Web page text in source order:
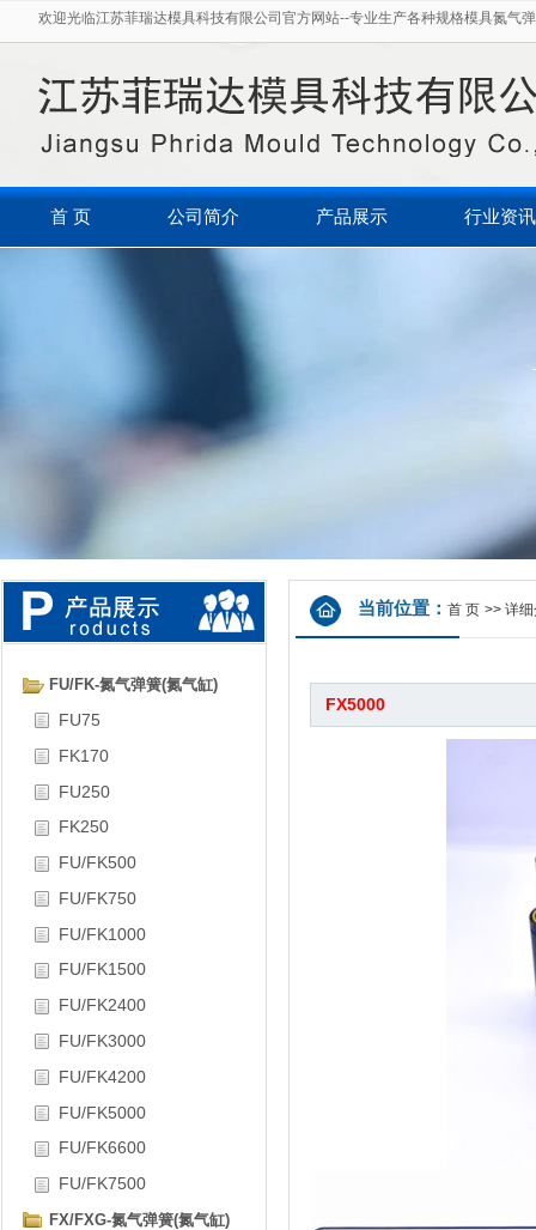
欢迎光临江苏菲瑞达模具科技有限公司官方网站--专业生产各种规格模具氮气
首 页 公司简介 产品展示 行业资讯
FU/FK-氮气弹簧(氮气缸)
FU75
FK170
FU250
FK250
FU/FK500
FU/FK750
FU/FK1000
FU/FK1500
FU/FK2400
FU/FK3000
FU/FK4200
FU/FK5000
FU/FK6600
FU/FK7500
FX/FXG-氮气弹簧(氮气缸)
当前位置： 首 页 >> 详
FX5000